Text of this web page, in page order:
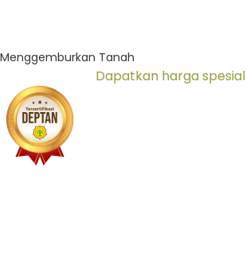
Menggemburkan Tanah
Dapatkan harga spesial